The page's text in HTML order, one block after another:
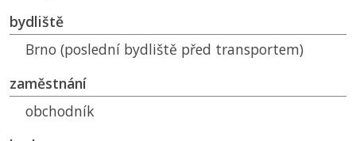
bydliště
Brno (poslední bydliště před transportem)
zaměstnání
obchodník